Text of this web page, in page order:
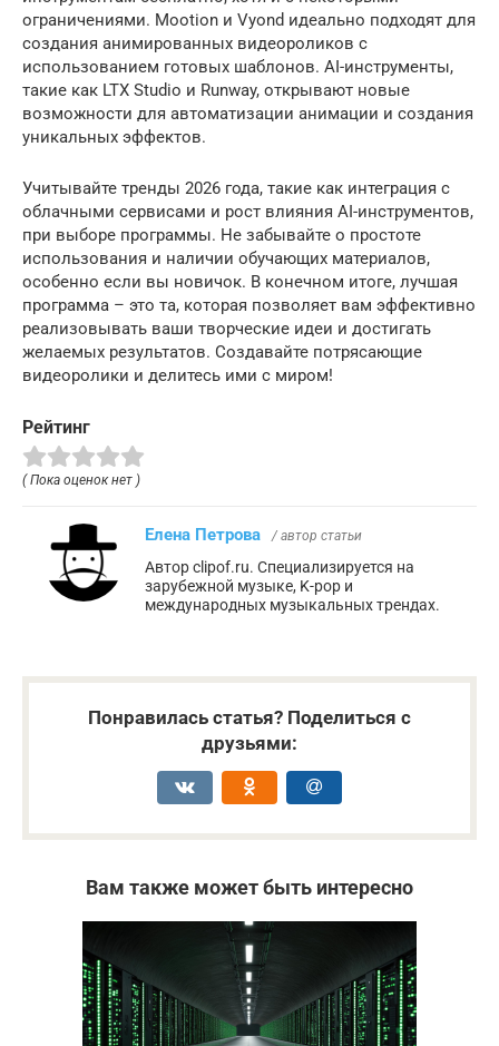
ограничениями. Mootion и Vyond идеально подходят для
создания анимированных видеороликов с
использованием готовых шаблонов. AI-инструменты,
такие как LTX Studio и Runway, открывают новые
возможности для автоматизации анимации и создания
уникальных эффектов.
Учитывайте тренды 2026 года, такие как интеграция с
облачными сервисами и рост влияния AI-инструментов,
при выборе программы. Не забывайте о простоте
использования и наличии обучающих материалов,
особенно если вы новичок. В конечном итоге, лучшая
программа – это та, которая позволяет вам эффективно
реализовывать ваши творческие идеи и достигать
желаемых результатов. Создавайте потрясающие
видеоролики и делитесь ими с миром!
Рейтинг
( Пока оценок нет )
Елена Петрова / автор статьи
Автор clipof.ru. Специализируется на
зарубежной музыке, K-pop и
международных музыкальных трендах.
Понравилась статья? Поделиться с
друзьями:
Вам также может быть интересно